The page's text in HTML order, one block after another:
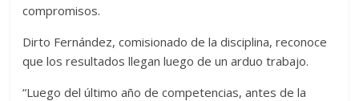
compromisos.
Dirto Fernández, comisionado de la disciplina, reconoce
que los resultados llegan luego de un arduo trabajo.
“Luego del último año de competencias, antes de la